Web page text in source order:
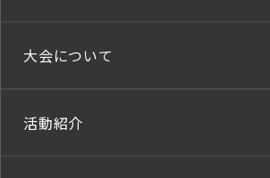
大会について
活動紹介